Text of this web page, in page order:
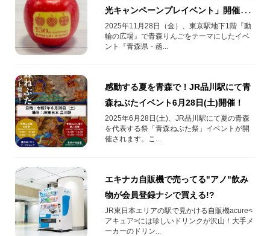
光キャンペーンプレイベント」開催！
東京駅で青森りんごを数量限定で無料
配布します
2025年11月28日（金）、東京駅地下1階『動
輪の広場』で青森りんごをテーマにしたイベ
ント『青森県・函...
感動する夏を青森で！JR品川駅にて青
森ねぶたイベント6月28日(土)開催！
2025年6月28日(土)、JR品川駅にて夏の青森
を代表する祭「青森ねぶた祭」イベントが開
催されます。こ...
エキナカ自販機で売ってる"アノ"飲み
物が会員登録ナシで買える!?
JR東日本エリアの駅で見かける自販機acure<
アキュア>には珍しいドリンクが沢山！大手メ
ーカーのドリン...